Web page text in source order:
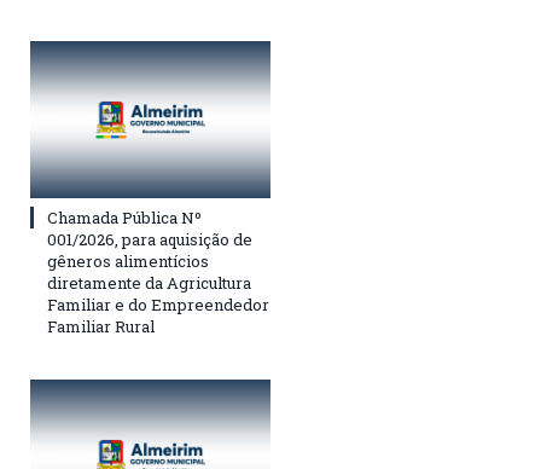
Chamada Pública Nº
001/2026, para aquisição de
gêneros alimentícios
diretamente da Agricultura
Familiar e do Empreendedor
Familiar Rural